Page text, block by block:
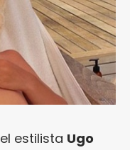
estilista Ugo